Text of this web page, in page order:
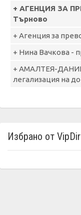
+ AГЕНЦИЯ ЗА
Търново
+ Агенция за
+ Нина Вачкова -
+ АМАЛТЕЯ-
легализация на
Избрано от VipDir